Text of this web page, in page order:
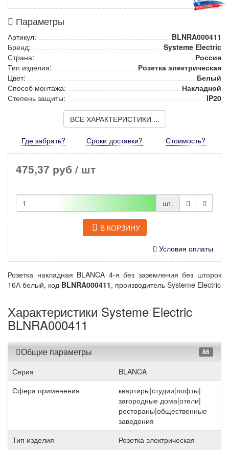
Параметры
Артикул:
BLNRA000411
Бренд:
Systeme Electric
Страна:
Россия
Тип изделия:
Розетка электрическая
Цвет:
Белый
Способ монтажа:
Накладной
Степень защиты:
IP20
ВСЕ ХАРАКТЕРИСТИКИ ...
Где забрать? Сроки доставки? Стоимость?
475,37 руб / шт
шт.
В КОРЗИНУ
Условия оплаты
Розетка накладная BLANCA 4-я без заземления без шторок
16А белый, код BLNRA000411, производитель Systeme Electric
Характеристики Systeme Electric
BLNRA000411
Общие параметры 86
Серия
BLANCA
Сфера применения
квартиры|студии|лофты|
загородные дома|отели|
рестораны|общественные
заведения
Тип изделия
Розетка электрическая